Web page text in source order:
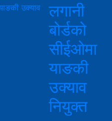
लगानी
बोर्डको
सीईओमा
याङकी
उक्याव
नियुक्त